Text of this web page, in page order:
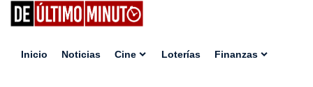
Inicio Noticias Cine Loterías Finanzas